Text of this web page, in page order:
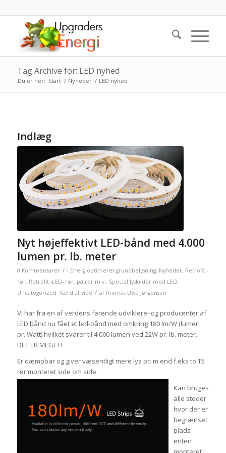
Tag Archive for: LED nyhed
Du er her: Start / Nyheder / LED nyhed
Indlæg
Nyt højeffektivt LED-bånd med 4.000
lumen pr. lb. meter
0 Kommentarer / i Energioptimeret grundbelysning, Nyheder, Retrofit -
rør, Retrofit -LED- rør, pærer m.v. , Special lyskilder med LED,
Uncategorized, Værd at vide / afThomas Uwe Jørgensen
Vi har fra en af verdens førende udviklere- og producenter af
LED bånd nu fået et led-bånd med omkring 180 lm/W (lumen
pr. Watt) hvilket svarer til 4.000 lumen ved 22W pr. lb. meter.
DET ER MEGET!
Er dæmpbar og giver væsentligt mere lys pr. m end f.eks to T5
rør monteret side om side.
Kan bruges
alle steder
hvor der er
begrænset
plads –
enten